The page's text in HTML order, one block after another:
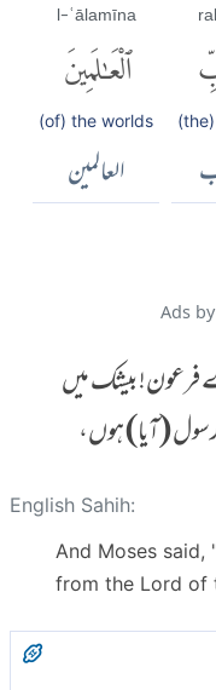
l-ʿālamīna
ٱلْعَٰلَمِينَ
(of) the worlds
العالمین
Ads
فرعون! بیشک میں
(آیا) ہوں،
English Sahih:
And Moses said,
from the Lord of